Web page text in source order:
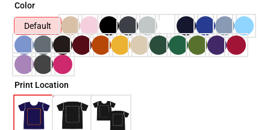
Color
Default
Print Location